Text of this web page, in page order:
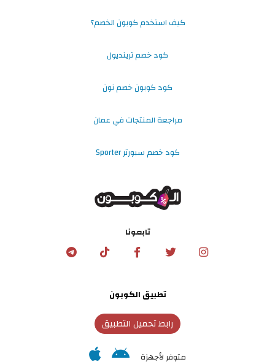
كيف استخدم كوبون الخصم؟
كود خصم ترينديول
كود كوبون خصم نون
مراجعة المنتجات في عمان
كود خصم سبورتر Sporter
تابعونا
تطبيق الكوبون
رابط تحميل التطبيق
متوفر لأجهزة